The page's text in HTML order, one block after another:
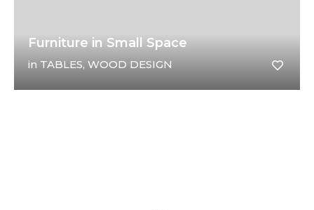
Furniture in Small Space
TABLES,WOOD DESIGN